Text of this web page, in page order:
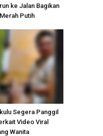
ke Jalan Bagikan
Putih
Segera Panggil
Video Viral
Wanita